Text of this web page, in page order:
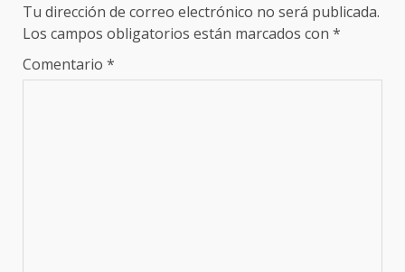
Tu dirección de correo electrónico no será publicada.
Los campos obligatorios están marcados con *
Comentario *